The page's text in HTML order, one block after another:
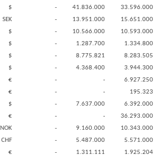
$ - 41.836.000 33.596.000
SEK - 13.951.000 15.651.000
$ - 10.566.000 10.593.000
$ - 1.287.700 1.334.800
$ - 8.775.821 8.283.505
$ - 4.368.400 3.944.300
€ - - 6.927.250
€ - - 195.323
$ - 7.637.000 6.392.000
€ - - 36.293.000
NOK - 9.160.000 10.343.000
CHF - 5.487.000 5.571.000
€ - 1.311.111 1.925.204